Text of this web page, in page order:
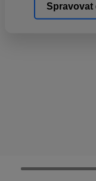
Spravovat